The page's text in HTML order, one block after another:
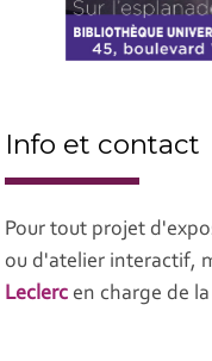
Info et contact
Pour tout projet
ou d'atelier interactif,
Leclerc en charge de